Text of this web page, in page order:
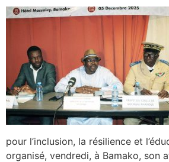
pour l’inclusion, la résilience et
organisé, vendredi, à Bamako, son